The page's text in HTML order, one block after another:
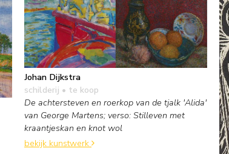
Johan Dijkstra
schilderij • te koop
De achtersteven en roerkop van de tjalk 'Alida'
van George Martens; verso: Stilleven met
kraantjeskan en knot wol
bekijk kunstwerk